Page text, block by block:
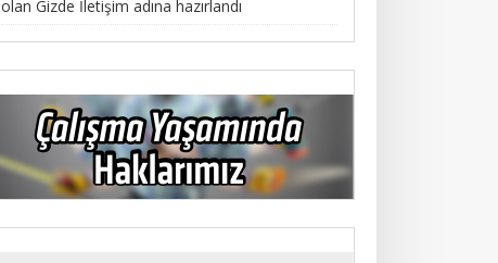
olan Gizde İletişim adına hazırlandı